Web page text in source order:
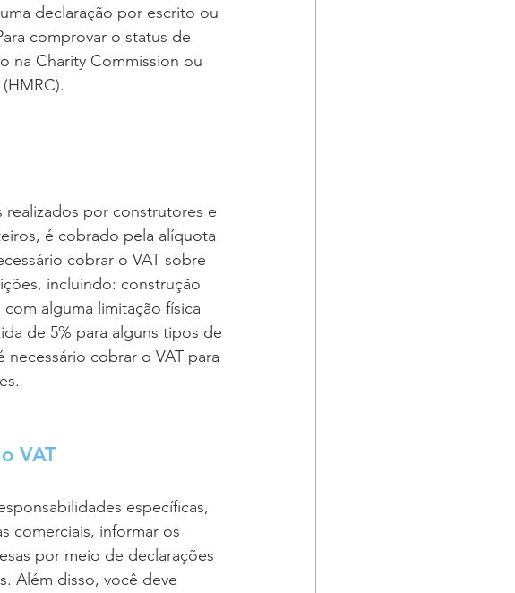
declaração por escrito ou
comprovar o status de
na Charity Commission ou
realizados por construtores e
é cobrado pela alíquota
cobrar o VAT sobre
incluindo: construção
alguma limitação física
de 5% para alguns tipos de
cobrar o VAT para
VAT
específicas,
comerciais, informar os
por meio de declarações
Além disso, você deve